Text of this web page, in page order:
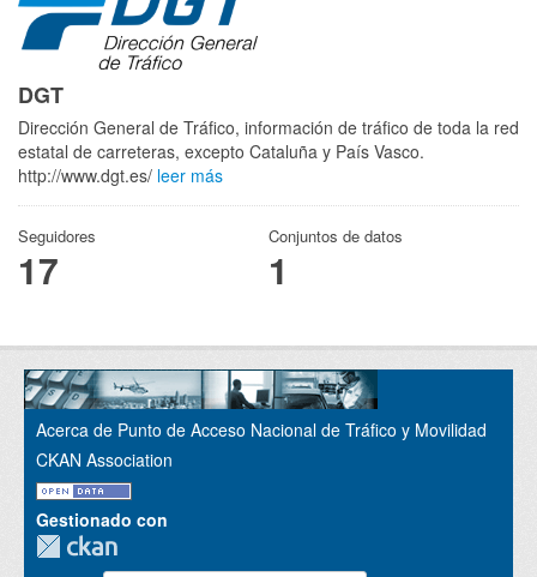
DGT
Dirección General de Tráfico, información de tráfico de toda la red
estatal de carreteras, excepto Cataluña y País Vasco.
http://www.dgt.es/ leer más
Seguidores
17
Conjuntos de datos
1
Acerca de Punto de Acceso Nacional de Tráfico y Movilidad
CKAN Association
Gestionado con